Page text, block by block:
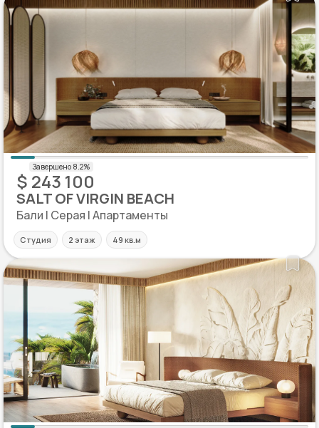
$ 243 100
SALT OF VIRGIN BEACH
Бали | Серая | Апартаменты
Студия 2 этаж 49 кв.м